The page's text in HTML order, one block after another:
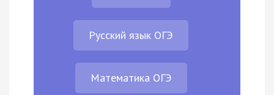
Русский язык ОГЭ
Математика ОГЭ